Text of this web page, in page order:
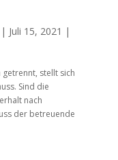
| Juli 15, 2021 |
stellt sich
Sind die
nach
der betreuende